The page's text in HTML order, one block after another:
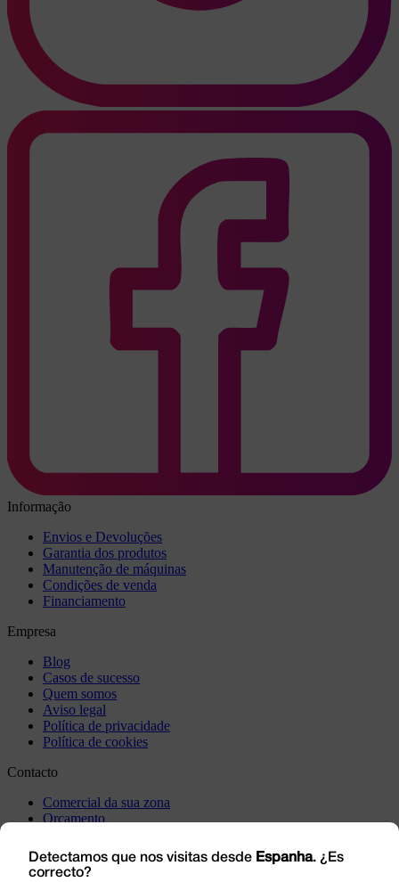
Informação
Envios e Devoluções
Garantia dos produtos
Manutenção de máquinas
Condições de venda
Financiamento
Empresa
Blog
Casos de sucesso
Quem somos
Aviso legal
Política de privacidade
Política de cookies
Contacto
Comercial da sua zona
Orçamento
Visite-nos
Detectamos que nos visitas desde Espanha. ¿Es
correcto?